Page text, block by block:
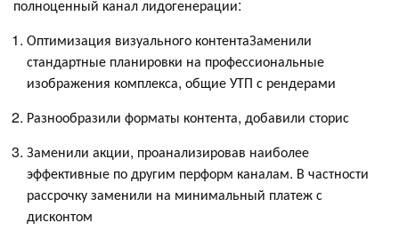
полноценный канал лидогенерации:
Оптимизация визуального контентаЗаменили
стандартные планировки на профессиональные
изображения комплекса, общие УТП с рендерами
Разнообразили форматы контента, добавили сторис
Заменили акции, проанализировав наиболее
эффективные по другим перформ каналам. В частности
рассрочку заменили на минимальный платеж с
дисконтом